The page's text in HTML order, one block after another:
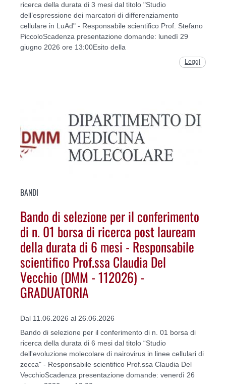
ricerca della durata di 3 mesi dal titolo "Studio
dell’espressione dei marcatori di differenziamento
cellulare in LuAd" - Responsabile scientifico Prof. Stefano
PiccoloScadenza presentazione domande: lunedì 29
giugno 2026 ore 13:00Esito della
Leggi
BANDI
Bando di selezione per il conferimento
di n. 01 borsa di ricerca post lauream
della durata di 6 mesi - Responsabile
scientifico Prof.ssa Claudia Del
Vecchio (DMM - 112026) -
GRADUATORIA
Dal 11.06.2026 al 26.06.2026
Bando di selezione per il conferimento di n. 01 borsa di
ricerca della durata di 6 mesi dal titolo “Studio
dell'evoluzione molecolare di nairovirus in linee cellulari di
zecca" - Responsabile scientifico Prof.ssa Claudia Del
VecchioScadenza presentazione domande: venerdì 26